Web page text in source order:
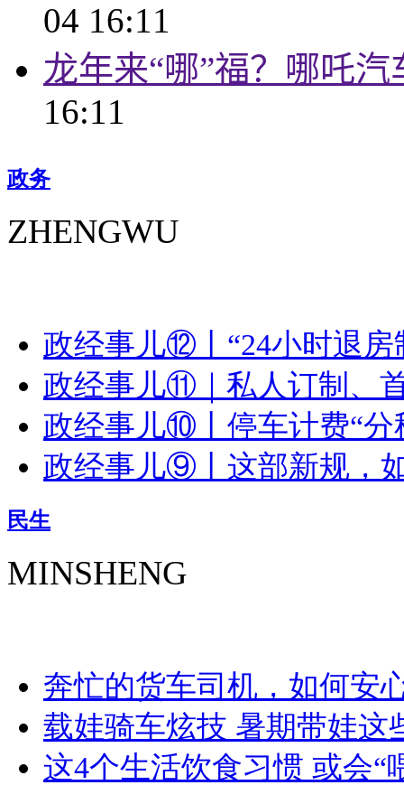
04 16:11
龙年来“哪”福？哪吒
16:11